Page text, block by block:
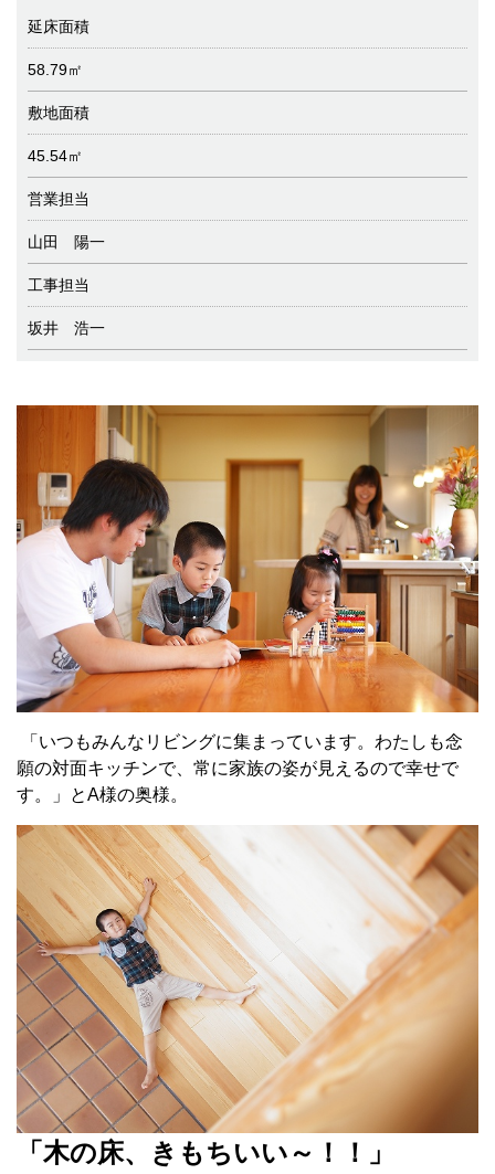
延床面積
58.79㎡
敷地面積
45.54㎡
営業担当
山田 陽一
工事担当
坂井 浩一
「いつもみんなリビングに集まっています。わたしも念
願の対面キッチンで、常に家族の姿が見えるので幸せで
す。」とA様の奥様。
「木の床、きもちいい～！！」